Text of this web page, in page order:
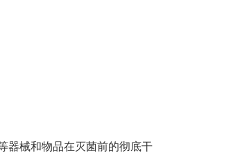
器械和物品在灭菌前的彻底干